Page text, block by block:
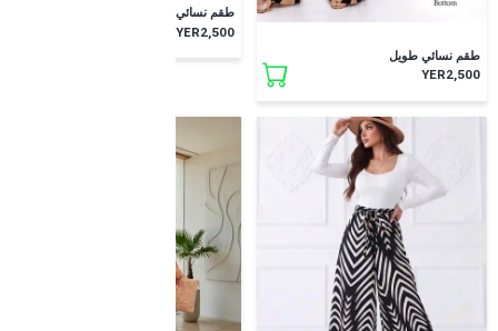
طقم نسائي طويل
YER2,500
طقم نسائي طويل
YER2,500